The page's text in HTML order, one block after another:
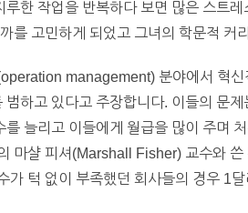
루한 작업을 반복하다 보면 많은 스트
를 고민하게 되었고 그녀의 학문적 커
management) 분야에서 혁
하고 있다고 주장합니다. 이들의 문
늘리고 이들에게 월급을 많이 주며
마샬 피셔(Marshall Fisher) 교수와
가 턱 없이 부족했던 회사들의 경우 1